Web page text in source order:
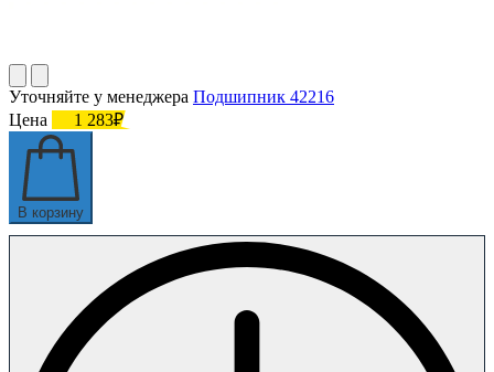
Уточняйте у менеджера Подшипник 42216
Цена
1 283₽
В корзину